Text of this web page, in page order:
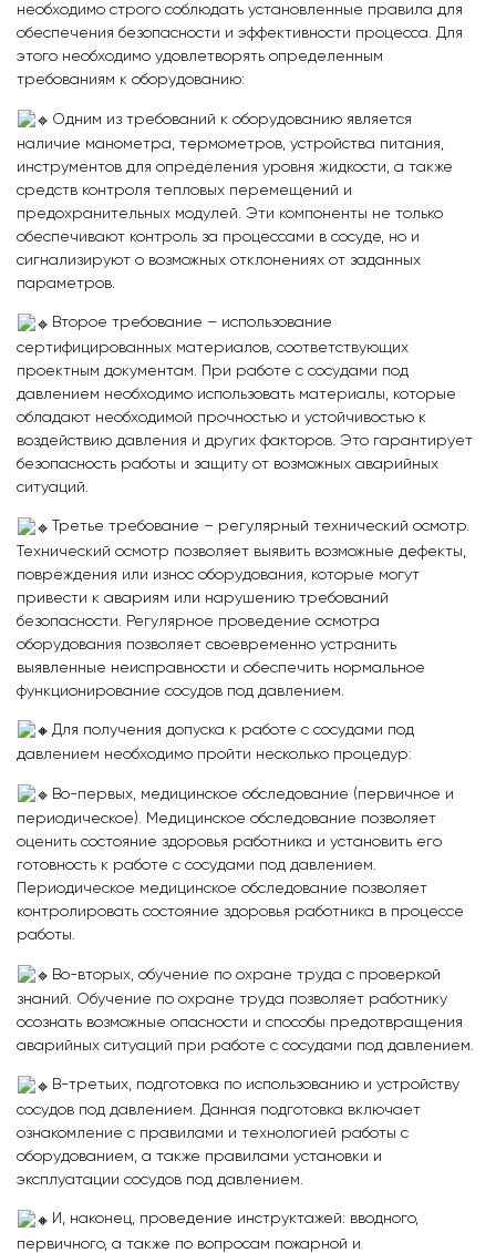
необходимо строго соблюдать установленные правила для
обеспечения безопасности и эффективности процесса. Для
этого необходимо удовлетворять определенным
требованиям к оборудованию:
Одним из требований к оборудованию является
наличие манометра, термометров, устройства питания,
инструментов для определения уровня жидкости, а также
средств контроля тепловых перемещений и
предохранительных модулей. Эти компоненты не только
обеспечивают контроль за процессами в сосуде, но и
сигнализируют о возможных отклонениях от заданных
параметров.
Второе требование – использование
сертифицированных материалов, соответствующих
проектным документам. При работе с сосудами под
давлением необходимо использовать материалы, которые
обладают необходимой прочностью и устойчивостью к
воздействию давления и других факторов. Это гарантирует
безопасность работы и защиту от возможных аварийных
ситуаций.
Третье требование – регулярный технический осмотр.
Технический осмотр позволяет выявить возможные дефекты,
повреждения или износ оборудования, которые могут
привести к авариям или нарушению требований
безопасности. Регулярное проведение осмотра
оборудования позволяет своевременно устранить
выявленные неисправности и обеспечить нормальное
функционирование сосудов под давлением.
Для получения допуска к работе с сосудами под
давлением необходимо пройти несколько процедур:
Во-первых, медицинское обследование (первичное и
периодическое). Медицинское обследование позволяет
оценить состояние здоровья работника и установить его
готовность к работе с сосудами под давлением.
Периодическое медицинское обследование позволяет
контролировать состояние здоровья работника в процессе
работы.
Во-вторых, обучение по охране труда с проверкой
знаний. Обучение по охране труда позволяет работнику
осознать возможные опасности и способы предотвращения
аварийных ситуаций при работе с сосудами под давлением.
В-третьих, подготовка по использованию и устройству
сосудов под давлением. Данная подготовка включает
ознакомление с правилами и технологией работы с
оборудованием, а также правилами установки и
эксплуатации сосудов под давлением.
И, наконец, проведение инструктажей: вводного,
первичного, а также по вопросам пожарной и